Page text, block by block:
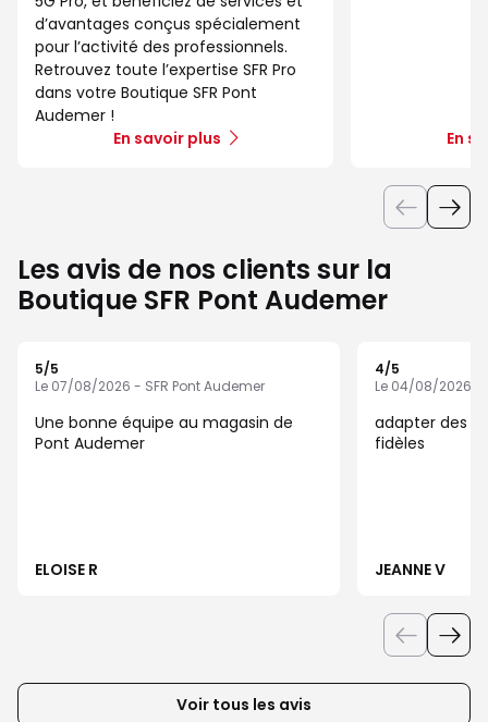
d’avantages conçus spécialement
pour l’activité des professionnels.
Retrouvez toute l’expertise SFR Pro
dans votre Boutique SFR Pont
Audemer !
En savoir plus
En
Les avis de nos clients sur la
Boutique SFR Pont Audemer
5/5
Le 07/08/2026 - SFR Pont Audemer
Une bonne équipe au magasin de
Pont Audemer
ELOISE R
4/5
Le 04/08/2026 -
adapter des
fidèles
JEANNE V
Voir tous les avis